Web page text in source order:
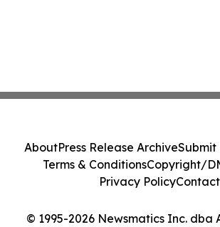
© 1995-2026 Newsmatics Inc. dba
AboutPress Release ArchiveSubmit
Terms & ConditionsCopyright/
Privacy PolicyContact